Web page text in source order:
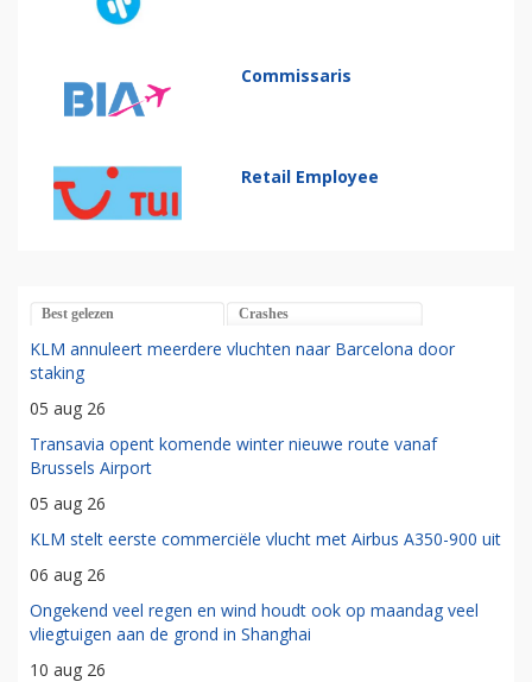
Commissaris
Retail Employee
Best gelezen Crashes
KLM annuleert meerdere vluchten naar Barcelona door
staking
05 aug 26
Transavia opent komende winter nieuwe route vanaf
Brussels Airport
05 aug 26
KLM stelt eerste commerciële vlucht met Airbus A350-900 uit
06 aug 26
Ongekend veel regen en wind houdt ook op maandag veel
vliegtuigen aan de grond in Shanghai
10 aug 26